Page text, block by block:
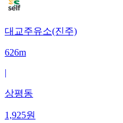
대교주유소(진주)
626m
|
상평동
1,925원